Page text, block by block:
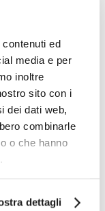
ed
media e per
inoltre
sito con i
dei dati web,
combinarle
o che hanno
dettagli
marrone